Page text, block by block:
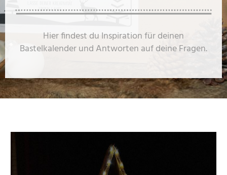
Hier findest du Inspiration für deinen
Bastelkalender und Antworten auf deine Fragen.